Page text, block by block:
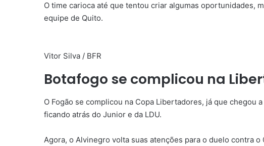
O time carioca até que tentou criar algumas oportunidades,
equipe de Quito.
Vitor Silva / BFR
Botafogo se complicou na
O Fogão se complicou na Copa Libertadores, já que chegou
ficando atrás do Junior e da LDU.
Agora, o Alvinegro volta suas atenções para o duelo contra